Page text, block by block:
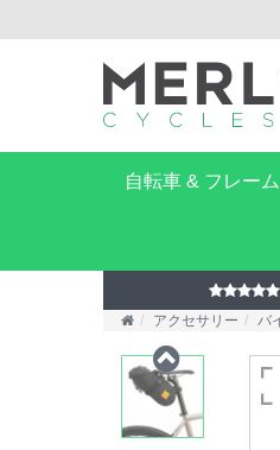
自転車 & フレーム
アクセサリー バ